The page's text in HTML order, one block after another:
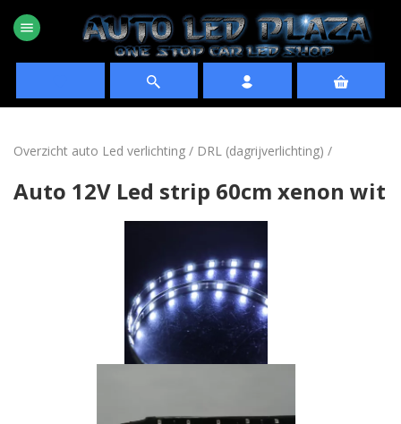
menu
Overzicht auto Led verlichting / DRL (dagrijverlichting) /
Auto 12V Led strip 60cm xenon wit